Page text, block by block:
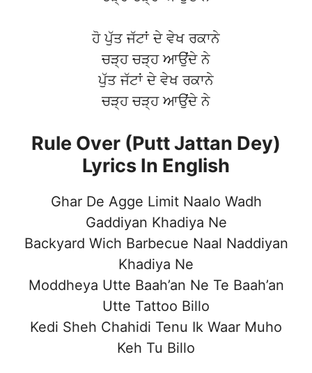
ਹੋ ਪੁੱਤ ਜੱਟਾਂ ਦੇ ਵੇਖ ਰਕਾਨੇ
ਚੜ੍ਹ ਚੜ੍ਹ ਆਉਂਦੇ ਨੇ
ਪੁੱਤ ਜੱਟਾਂ ਦੇ ਵੇਖ ਰਕਾਨੇ
ਚੜ੍ਹ ਚੜ੍ਹ ਆਉਂਦੇ ਨੇ
Rule Over (Putt Jattan Dey)
Lyrics In English
Ghar De Agge Limit Naalo Wadh
Gaddiyan Khadiya Ne
Backyard Wich Barbecue Naal Naddiyan
Khadiya Ne
Moddheya Utte Baah’an Ne Te Baah’an
Utte Tattoo Billo
Kedi Sheh Chahidi Tenu Ik Waar Muho
Keh Tu Billo